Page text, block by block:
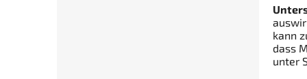
kann
dass
unter